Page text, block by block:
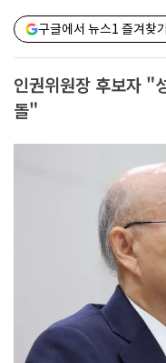
구글에서 뉴스1 즐겨찾기
인권위원장 후보자 "
돌"